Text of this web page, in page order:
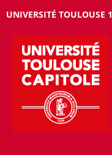
UNIVERSITÉ TOULOUSE